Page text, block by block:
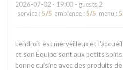
2026-07-02 - 19:00 - guests 2
service : 5/5 ambience : 5/5 menu : 5
L'endroit est merveilleux et
et son Équipe sont aux petits
bonne cuisine avec des produits de